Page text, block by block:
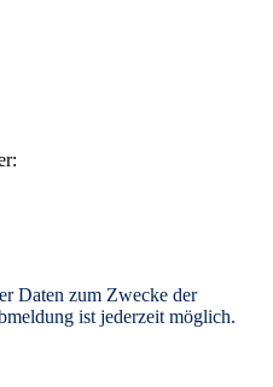
Daten zum Zwecke der
ist jederzeit möglich.